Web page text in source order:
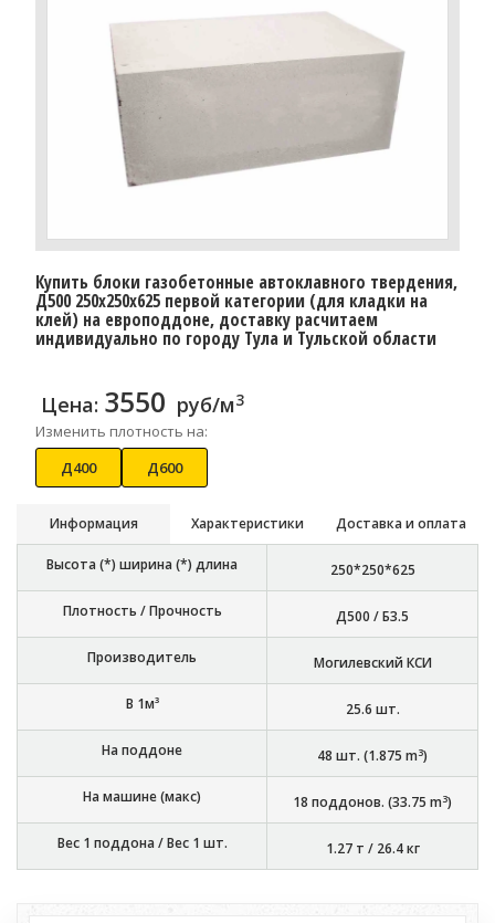
Купить блоки газобетонные автоклавного твердения,
Д500 250x250x625 первой категории (для кладки на
клей) на европоддоне, доставку расчитаем
индивидуально по городу Тула и Тульской области
Цена: 3550 руб/м3
Изменить плотность на:
Д400
Д600
Информация Характеристики Доставка и оплата
Высота (*) ширина (*) длина 250*250*625
Плотность / Прочность Д500 / Б3.5
Производитель Могилевский КСИ
В 1м³ 25.6 шт.
На поддоне 48 шт. (1.875 m3)
На машине (макс) 18 поддонов. (33.75 m3)
Вес 1 поддона / Вес 1 шт. 1.27 т / 26.4 кг